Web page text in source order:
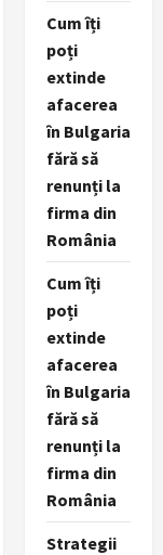
Cum îți
poți
extinde
afacerea
în Bulgaria
fără să
renunți la
firma din
România
Cum îți
poți
extinde
afacerea
în Bulgaria
fără să
renunți la
firma din
România
Strategii